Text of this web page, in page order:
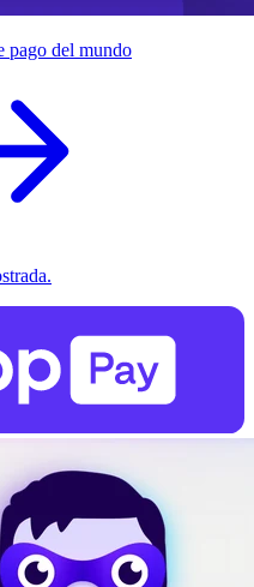
pago del mundo